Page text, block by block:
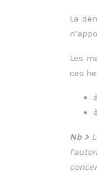
La
Les
ces
Nb >